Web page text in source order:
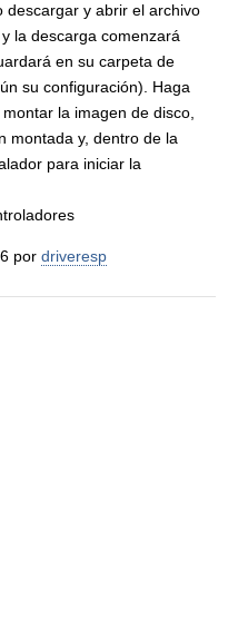
descargar y abrir el archivo
la descarga comenzará
en su carpeta de
su configuración). Haga
la imagen de disco,
montada y, dentro de la
para iniciar la
por driveresp